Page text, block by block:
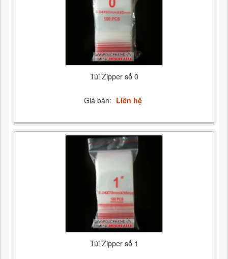
Túi Zipper số 0
Giá bán: Liên hệ
Túi Zipper số 1